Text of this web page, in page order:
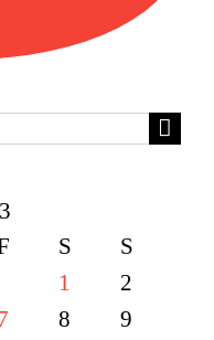
S
S
1
2
8
9